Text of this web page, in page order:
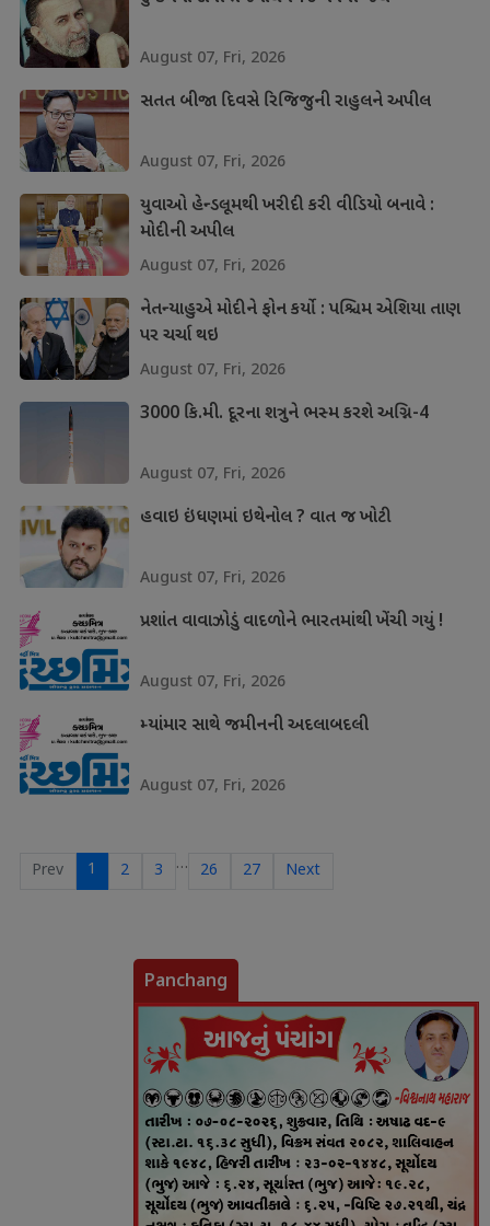
August 07, Fri, 2026
સતત બીજા દિવસે રિજિજુની રાહુલને અપીલ
August 07, Fri, 2026
યુવાઓ હેન્ડલૂમથી ખરીદી કરી વીડિયો બનાવે :
મોદીની અપીલ
August 07, Fri, 2026
નેતન્યાહુએ મોદીને ફોન કર્યો : પશ્ચિમ એશિયા તાણ
પર ચર્ચા થઇ
August 07, Fri, 2026
3000 કિ.મી. દૂરના શત્રુને ભસ્મ કરશે અગ્નિ-4
August 07, Fri, 2026
હવાઇ ઇંધણમાં ઇથેનોલ ? વાત જ ખોટી
August 07, Fri, 2026
પ્રશાંત વાવાઝોડું વાદળોને ભારતમાંથી ખેંચી ગયું !
August 07, Fri, 2026
મ્યાંમાર સાથે જમીનની અદલાબદલી
August 07, Fri, 2026
Prev 1 2 3 … 26 27 Next
Panchang